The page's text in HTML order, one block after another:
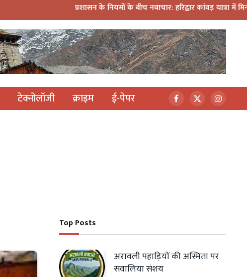
प्रशासन के नियमों के बीच नवाचार: हरिद्वार कांवड़ यात्रा में मिनी डीजे
टेक्नोलॉजी क्राइम ई-पेपर Facebook
X
(Twitter)
Top Posts
अरावली पहाड़ियों की अस्मिता पर
सवालिया संशय